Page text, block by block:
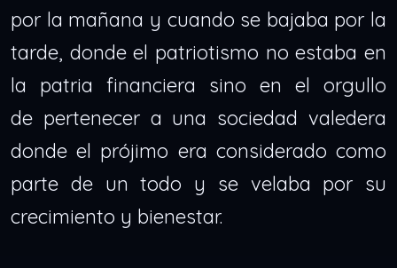
por la mañana y cuando se bajaba por la
tarde, donde el patriotismo no estaba en
la patria financiera sino en el orgullo
de pertenecer a una sociedad valedera
donde el prójimo era considerado como
parte de un todo y se velaba por su
crecimiento y bienestar.